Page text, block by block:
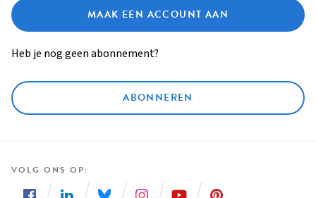
MAAK EEN ACCOUNT AAN
Heb je nog geen abonnement?
ABONNEREN
VOLG ONS OP